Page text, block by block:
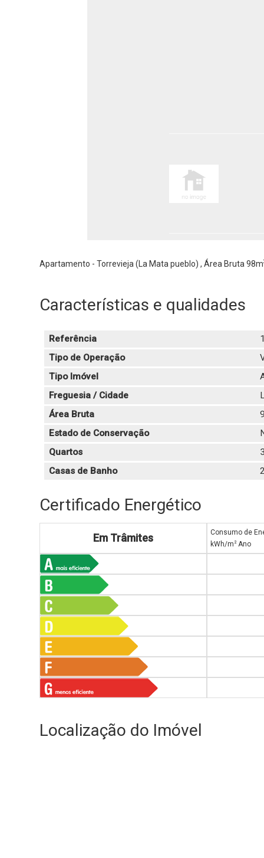
Apartamento - Torrevieja (La Mata pueblo) , Área Bruta 98m
Características e qualidades
Referência
Tipo de Operação
Tipo Imóvel
Freguesia / Cidade
Área Bruta
Estado de Conservação
Quartos
Casas de Banho
Certificado Energético
Em Trâmites
Consumo de
kWh/m 2Ano
Localização do Imóvel